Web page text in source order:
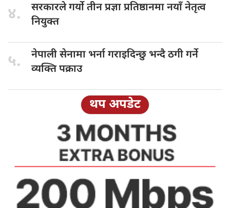
४. सरकारले गर्योतीन प्रज्ञा प्रतिष्ठानमा नयाँ नेतृत्व
नियुक्त
५. नेपाली सेनामा भर्ना गराइदिन्छु भन्दै ठगी गर्ने
व्यक्ति पक्राउ
थप अपडेट